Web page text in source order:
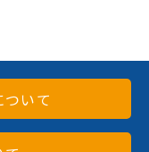
いて